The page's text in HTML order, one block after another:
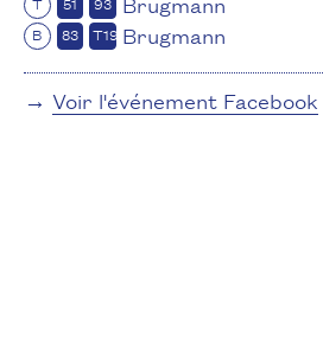
B 83 T19Brugmann
→ Voir l'événement Facebook